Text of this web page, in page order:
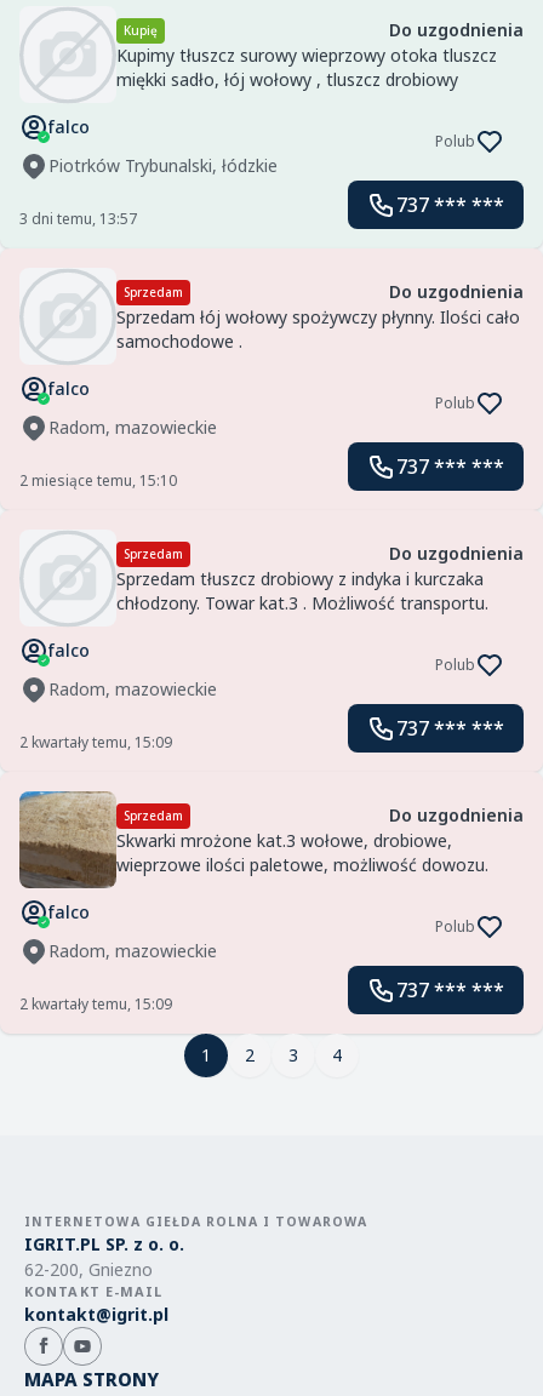
Kupię
Do uzgodnienia
Kupimy tłuszcz surowy wieprzowy otoka tluszcz
miękki sadło, łój wołowy , tluszcz drobiowy
falco
Piotrków Trybunalski, łódzkie
Polub
3 dni temu, 13:57
737 *** ***
Sprzedam
Do uzgodnienia
Sprzedam łój wołowy spożywczy płynny. Ilości cało
samochodowe .
falco
Radom, mazowieckie
Polub
2 miesiące temu, 15:10
737 *** ***
Sprzedam
Do uzgodnienia
Sprzedam tłuszcz drobiowy z indyka i kurczaka
chłodzony. Towar kat.3 . Możliwość transportu.
falco
Radom, mazowieckie
Polub
2 kwartały temu, 15:09
737 *** ***
Sprzedam
Do uzgodnienia
Skwarki mrożone kat.3 wołowe, drobiowe,
wieprzowe ilości paletowe, możliwość dowozu.
falco
Radom, mazowieckie
Polub
2 kwartały temu, 15:09
737 *** ***
11 2 3 4
INTERNETOWA GIEŁDA ROLNA I TOWAROWA
IGRIT.PL SP. z o. o.
62-200, Gniezno
KONTAKT E-MAIL
kontakt@igrit.pl
MAPA STRONY